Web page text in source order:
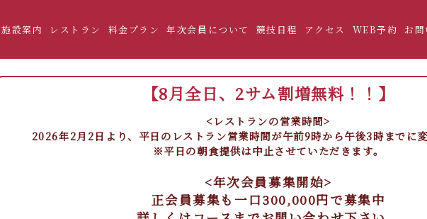
施設案内 レストラン 料金プラン 年次会員について 競技日程 アクセス WEB予約 お
【8月全日、2サム割増無料！！】
<レストランの営業時間>
2026年2月2日より、平日のレストラン営業時間が午前9時から午後3時までに
※平日の朝食提供は中止させていただきます。
<年次会員募集開始>
正会員募集も一口300,000円で募集中